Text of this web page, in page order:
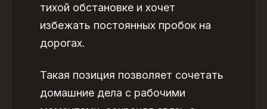
тихой обстановке и хочет
избежать постоянных пробок на
дорогах.
Такая позиция позволяет сочетать
домашние дела с рабочими